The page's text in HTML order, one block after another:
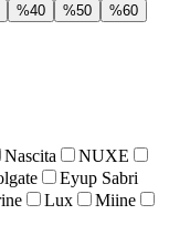
%40 %50 %60
Nascita
NUXE
Eyup Sabri
Lux
Miine